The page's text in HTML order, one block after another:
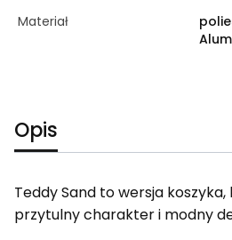
Materiał
Opis
Teddy Sand to wersja
przytulny charakter i modny